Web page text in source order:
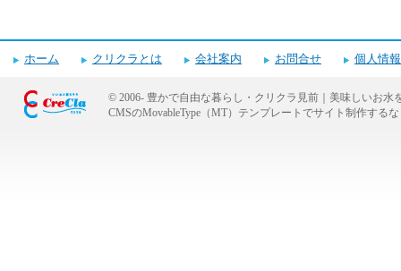
ホーム クリクラとは 会社案内 お問合せ 個人情
© 2006- 豊かで自由な暮らし・クリクラ見前｜美味しいお水
CMSのMovableType（MT）テンプレートでサイト制作する